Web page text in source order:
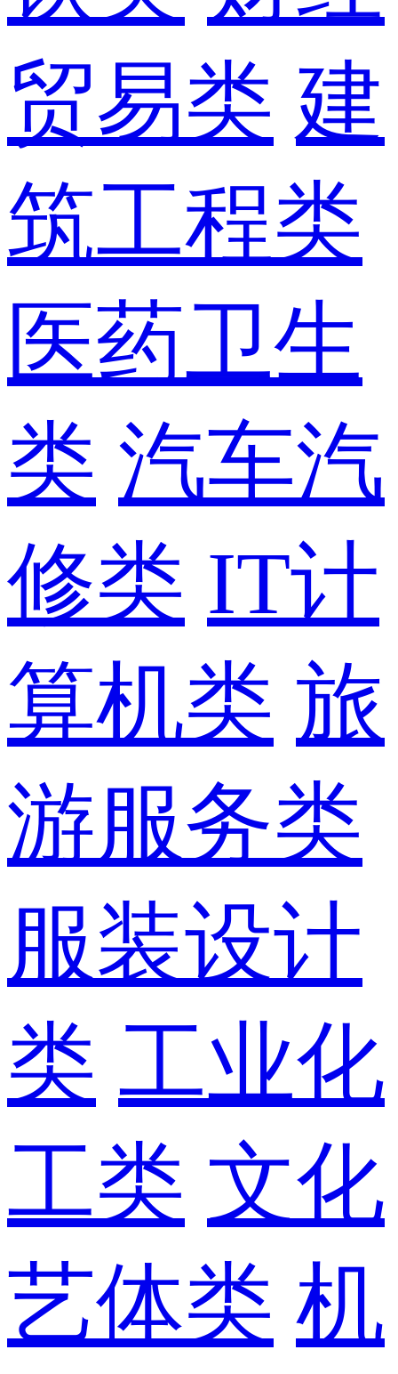
贸易类 建
筑工程类
医药卫生
类 汽车汽
修类 IT计
算机类 旅
游服务类
服装设计
类 工业化
工类 文化
艺体类 机